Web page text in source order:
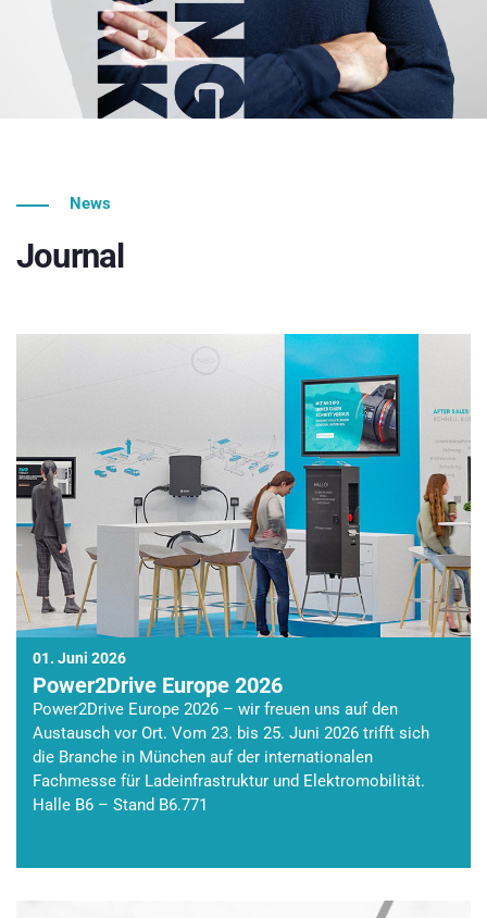
News
Journal
01. Juni 2026
Power2Drive Europe 2026
Power2Drive Europe 2026 – wir freuen uns auf den
Austausch vor Ort. Vom 23. bis 25. Juni 2026 trifft sich
die Branche in München auf der internationalen
Fachmesse für Ladeinfrastruktur und Elektromobilität.
Halle B6 – Stand B6.771